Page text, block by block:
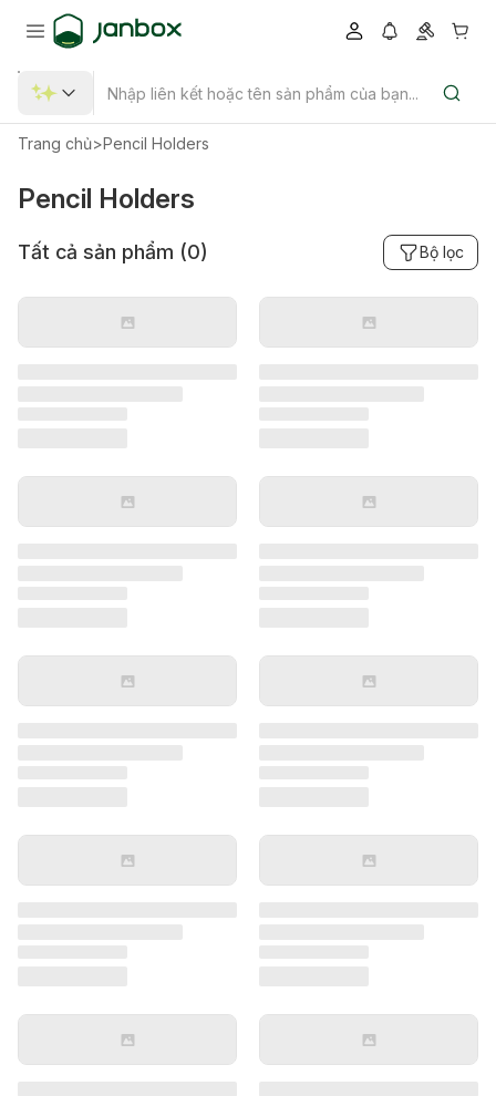
Trang chủ>Pencil Holders
Pencil Holders
Tất cả sản phẩm (0) Bộ lọc